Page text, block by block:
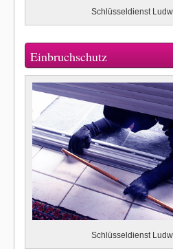
Schlüsseldienst
Einbruchschutz
Schlüsseldienst